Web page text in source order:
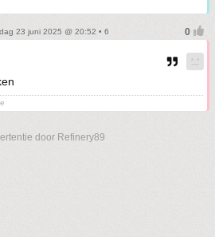
23 juni 2025 @ 20:52 • 6
door Refinery89